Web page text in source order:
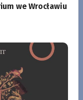
we Wrocławiu